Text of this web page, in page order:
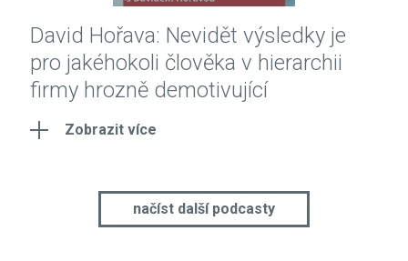
David Hořava: Nevidět výsledky je
pro jakéhokoli člověka v hierarchii
firmy hrozně demotivující
Zobrazit více
načíst další podcasty